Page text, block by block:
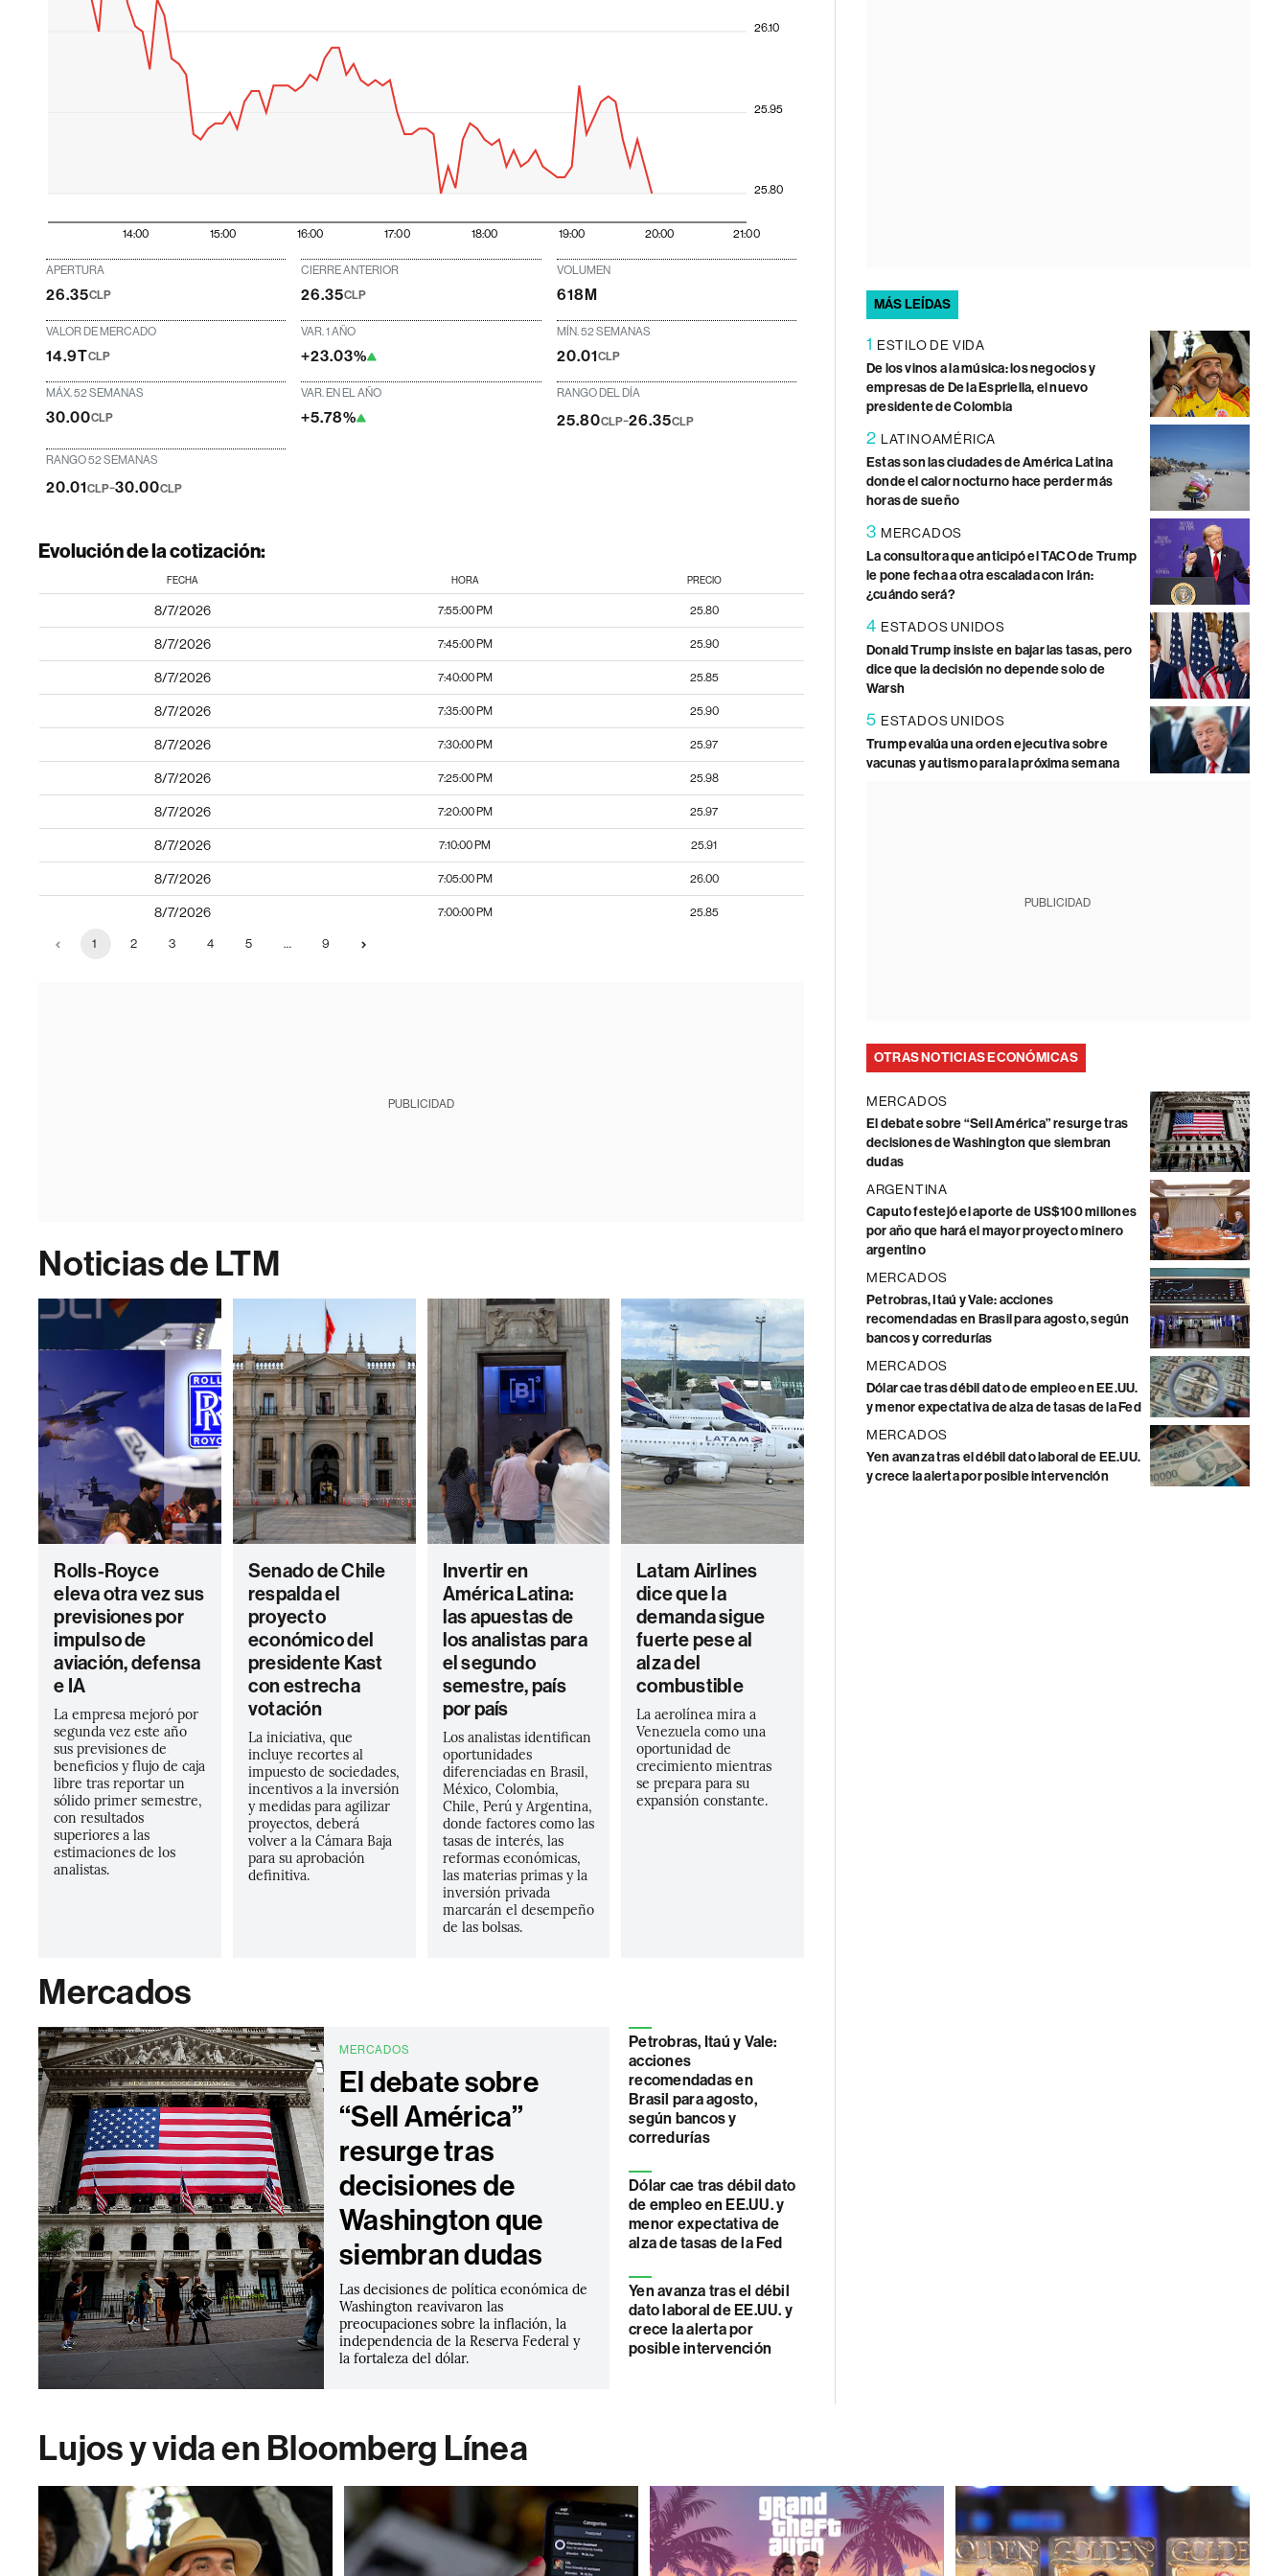
14:00 15:00 16:00 17:00 18:00 19:00 20:00 21:00
25.80
25.95
26.10
APERTURA
26.35CLP
CIERRE ANTERIOR
26.35CLP
VOLUMEN
618M
VALOR DE MERCADO
14.9TCLP
VAR. 1 AÑO
+23.03%
MÍN. 52 SEMANAS
20.01CLP
MÁX. 52 SEMANAS
30.00CLP
VAR. EN EL AÑO
+5.78%
RANGO DEL DÍA
25.80CLP-26.35CLP
RANGO 52 SEMANAS
20.01CLP-30.00CLP
Evolución de la cotización:
FECHA HORA PRECIO
8/7/2026 7:55:00 PM 25.80
8/7/2026 7:45:00 PM 25.90
8/7/2026 7:40:00 PM 25.85
8/7/2026 7:35:00 PM 25.90
8/7/2026 7:30:00 PM 25.97
8/7/2026 7:25:00 PM 25.98
8/7/2026 7:20:00 PM 25.97
8/7/2026 7:10:00 PM 25.91
8/7/2026 7:05:00 PM 26.00
8/7/2026 7:00:00 PM 25.85
1 2 3 4 5 … 9
PUBLICIDAD
Noticias de LTM
Rolls-Royce
eleva otra vez sus
previsiones por
impulso de
aviación, defensa
e IA
La empresa mejoró por
segunda vez este año
sus previsiones de
beneficios y flujo de caja
libre tras reportar un
sólido primer semestre,
con resultados
superiores a las
estimaciones de los
analistas.
Senado de Chile
respalda el
proyecto
económico del
presidente Kast
con estrecha
votación
La iniciativa, que
incluye recortes al
impuesto de sociedades,
incentivos a la inversión
y medidas para agilizar
proyectos, deberá
volver a la Cámara Baja
para su aprobación
definitiva.
Invertir en
América Latina:
las apuestas de
los analistas para
el segundo
semestre, país
por país
Los analistas identifican
oportunidades
diferenciadas en Brasil,
México, Colombia,
Chile, Perú y Argentina,
donde factores como las
tasas de interés, las
reformas económicas,
las materias primas y la
inversión privada
marcarán el desempeño
de las bolsas.
Latam Airlines
dice que la
demanda sigue
fuerte pese al
alza del
combustible
La aerolínea mira a
Venezuela como una
oportunidad de
crecimiento mientras
se prepara para su
expansión constante.
Mercados
MERCADOS
El debate sobre
“Sell América”
resurge tras
decisiones de
Washington que
siembran dudas
Las decisiones de política económica de
Washington reavivaron las
preocupaciones sobre la inflación, la
independencia de la Reserva Federal y
la fortaleza del dólar.
Petrobras, Itaú y Vale:
acciones
recomendadas en
Brasil para agosto,
según bancos y
corredurías
Dólar cae tras débil dato
de empleo en EE.UU. y
menor expectativa de
alza de tasas de la Fed
Yen avanza tras el débil
dato laboral de EE.UU. y
crece la alerta por
posible intervención
MÁS LEÍDAS
1 ESTILO DE VIDA
De los vinos a la música: los negocios y
empresas de De la Espriella, el nuevo
presidente de Colombia
2 LATINOAMÉRICA
Estas son las ciudades de América Latina
donde el calor nocturno hace perder más
horas de sueño
3 MERCADOS
La consultora que anticipó el TACO de Trump
le pone fecha a otra escalada con Irán:
¿cuándo será?
4 ESTADOS UNIDOS
Donald Trump insiste en bajar las tasas, pero
dice que la decisión no depende solo de
Warsh
5 ESTADOS UNIDOS
Trump evalúa una orden ejecutiva sobre
vacunas y autismo para la próxima semana
PUBLICIDAD
OTRAS NOTICIAS ECONÓMICAS
MERCADOS
El debate sobre “Sell América” resurge tras
decisiones de Washington que siembran
dudas
ARGENTINA
Caputo festejó el aporte de US$100 millones
por año que hará el mayor proyecto minero
argentino
MERCADOS
Petrobras, Itaú y Vale: acciones
recomendadas en Brasil para agosto, según
bancos y corredurías
MERCADOS
Dólar cae tras débil dato de empleo en EE.UU.
y menor expectativa de alza de tasas de la Fed
MERCADOS
Yen avanza tras el débil dato laboral de EE.UU.
y crece la alerta por posible intervención
Lujos y vida en Bloomberg Línea